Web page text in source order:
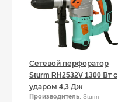
Сетевой перфоратор
Sturm RH2532V 1300 Вт с
ударом 4,3 Дж
Производитель: Sturm